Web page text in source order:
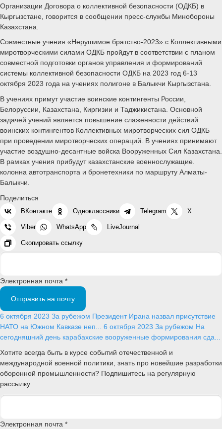
Организации Договора о коллективной безопасности (ОДКБ) в
Кыргызстане, говорится в сообщении пресс-службы Минобороны
Казахстана.
Совместные учения «Нерушимое братство-2023» с Коллективными
миротворческими силами ОДКБ пройдут в соответствии с планом
совместной подготовки органов управления и формирований
системы коллективной безопасности ОДКБ на 2023 год 6-13
октября 2023 года на учениях полигоне в Балыкчи Кыргызстана.
В учениях примут участие воинские контингенты России,
Белоруссии, Казахстана, Киргизии и Таджикистана. Основной
задачей учений является повышение слаженности действий
воинских контингентов Коллективных миротворческих сил ОДКБ
при проведении миротворческих операций. В учениях принимают
участие воздушно-десантные войска Вооруженных Сил Казахстана.
В рамках учения прибудут казахстанские военнослужащие.
колонна автотранспорта и бронетехники по маршруту Алматы-
Балыкчи.
Поделиться
ВКонтакте Одноклассники Telegram X
Viber WhatsApp LiveJournal
Скопировать ссылку
Электронная почта *
Отправить на почту
6 октября 2023 За рубежом Президент Ирана назвал присутствие
НАТО на Южном Кавказе неп... 6 октября 2023 За рубежом На
сегодняшний день карабахские вооруженные формирования сда...
Хотите всегда быть в курсе событий отечественной и
международной военной политики, знать про новейшие разработки
оборонной промышленности? Подпишитесь на регулярную
рассылку
Электронная почта *